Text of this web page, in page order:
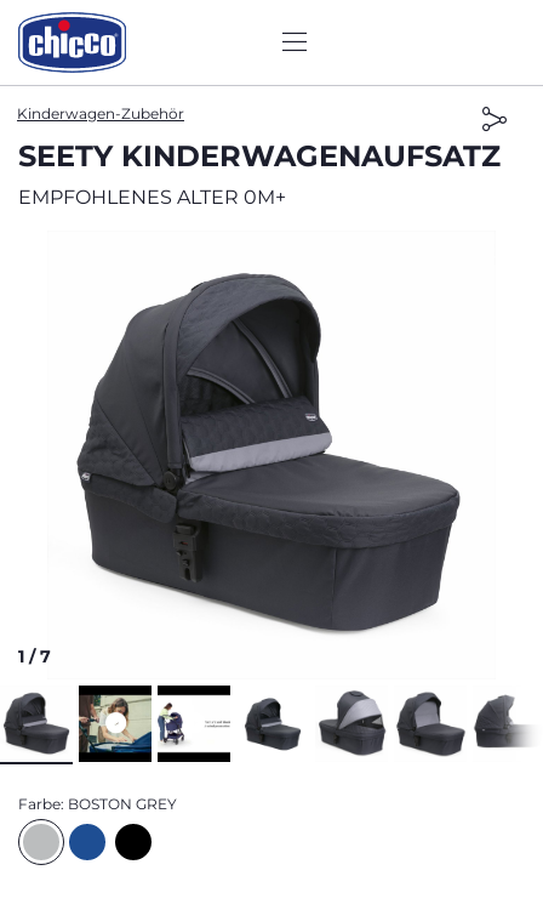
Kinderwagen-Zubehör
SEETY KINDERWAGENAUFSATZ
EMPFOHLENES ALTER 0M+
1 /7
Farbe: BOSTON GREY